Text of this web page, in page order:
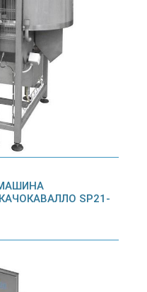
SP21-